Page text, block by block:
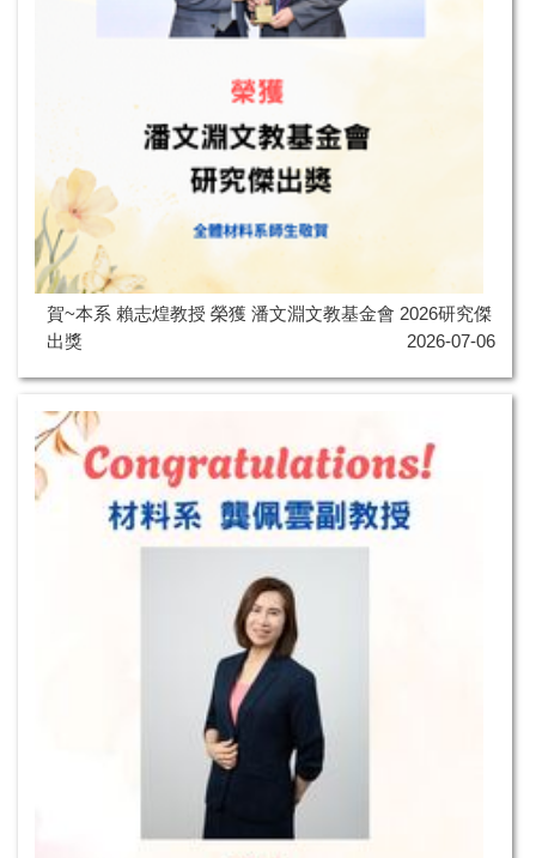
賀~本系 賴志煌教授 榮獲 潘文淵文教基金會 2026研究傑
出獎
2026-07-06